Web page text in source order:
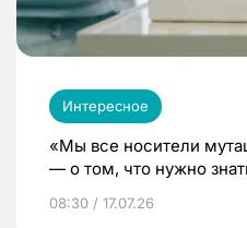
Интересное
«Мы все носители
— о том, что нужно
08:30 / 17.07.26